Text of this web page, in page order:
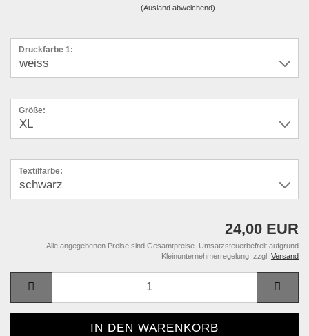
(Ausland abweichend)
Druckfarbe 1:
Größe:
Textilfarbe:
24,00 EUR
Alle angegebenen Preise sind Gesamtpreise. Umsatzsteuerbefreit aufgrund
Kleinunternehmerregelung. zzgl. Versand